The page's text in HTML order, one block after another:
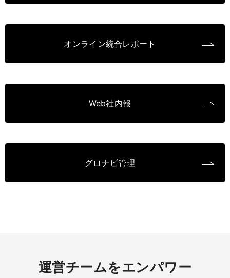
オンライン統合レポート
Web社内報
グロナビ管理
運営チームをエンパワー